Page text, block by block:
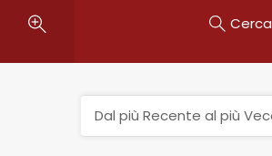
Cerca
Dal più Recente al più